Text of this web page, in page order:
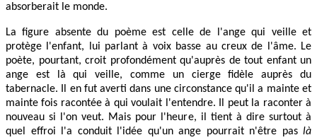
absorberait le monde.
La figure absente du poème est celle de l'ange qui veille et
protège l'enfant, lui parlant à voix basse au creux de l'âme. Le
poète, pourtant, croit profondément qu'auprès de tout enfant un
ange est là qui veille, comme un cierge fidèle auprès du
tabernacle. Il en fut averti dans une circonstance qu'il a mainte et
mainte fois racontée à qui voulait l'entendre. Il peut la raconter à
nouveau si l'on veut. Mais pour l'heure, il tient à dire surtout à
quel effroi l'a conduit l'idée qu'un ange pourrait n'être pas là